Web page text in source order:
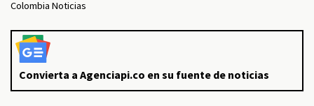
Colombia Noticias
Convierta a Agenciapi.co en su fuente de noticias